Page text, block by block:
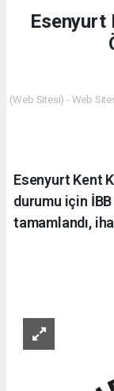
Esenyurt
(Web Sitesi) - Web
Esenyurt Kent
durumu için
tamamlandı,